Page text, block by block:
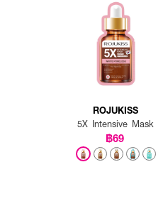
ROJUKISS
5X Intensive Mask
฿69